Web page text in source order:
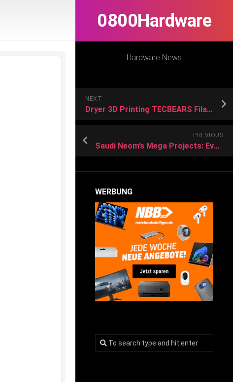
0800Hardware
Hardware News
NEXT
Dryer 3D Printing TECBEARS Filament
PREVIOUS
Saudi Neom’s Mega Projects: Everything You Need to Know
WERBUNG